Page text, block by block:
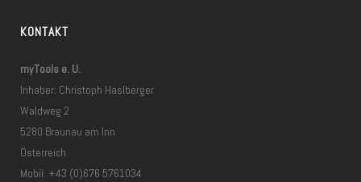
KONTAKT
myTools e. U.
Inhaber: Christoph Haslberger
Waldweg 2
5280 Braunau am Inn
Österreich
Mobil: +43 (0)676 5761034